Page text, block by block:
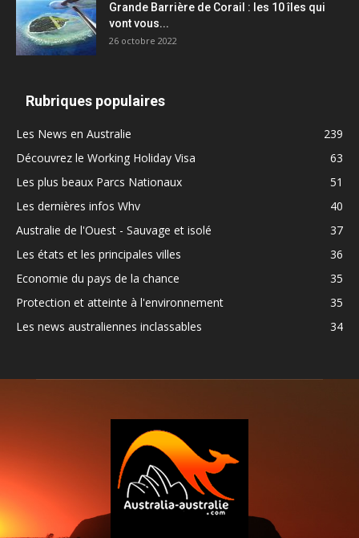
Grande Barrière de Corail : les 10 îles qui
vont vous...
26 octobre 2022
Rubriques populaires
Les News en Australie
239
Découvrez le Working Holiday Visa
63
Les plus beaux Parcs Nationaux
51
Les dernières infos Whv
40
Australie de l'Ouest - Sauvage et isolé
37
Les états et les principales villes
36
Economie du pays de la chance
35
Protection et atteinte à l'environnement
35
Les news australiennes inclassables
34